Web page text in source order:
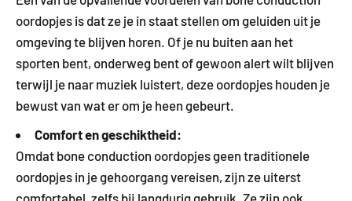
oordopjes is dat ze je in staat stellen om geluiden uit je
omgeving te blijven horen. Of je nu buiten aan het
sporten bent, onderweg bent of gewoon alert wilt blijven
terwijl je naar muziek luistert, deze oordopjes houden je
bewust van wat er om je heen gebeurt.
Comfort en geschiktheid:
Omdat bone conduction oordopjes geen traditionele
oordopjes in je gehoorgang vereisen, zijn ze uiterst
comfortabel, zelfs bij langdurig gebruik. Ze zijn ook